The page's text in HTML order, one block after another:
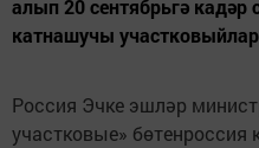
алып 20 сентябрьгә кадәр
катнашучы
Россия Эчке эшләр
участковые»